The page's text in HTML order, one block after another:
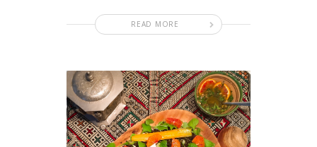
READ MORE